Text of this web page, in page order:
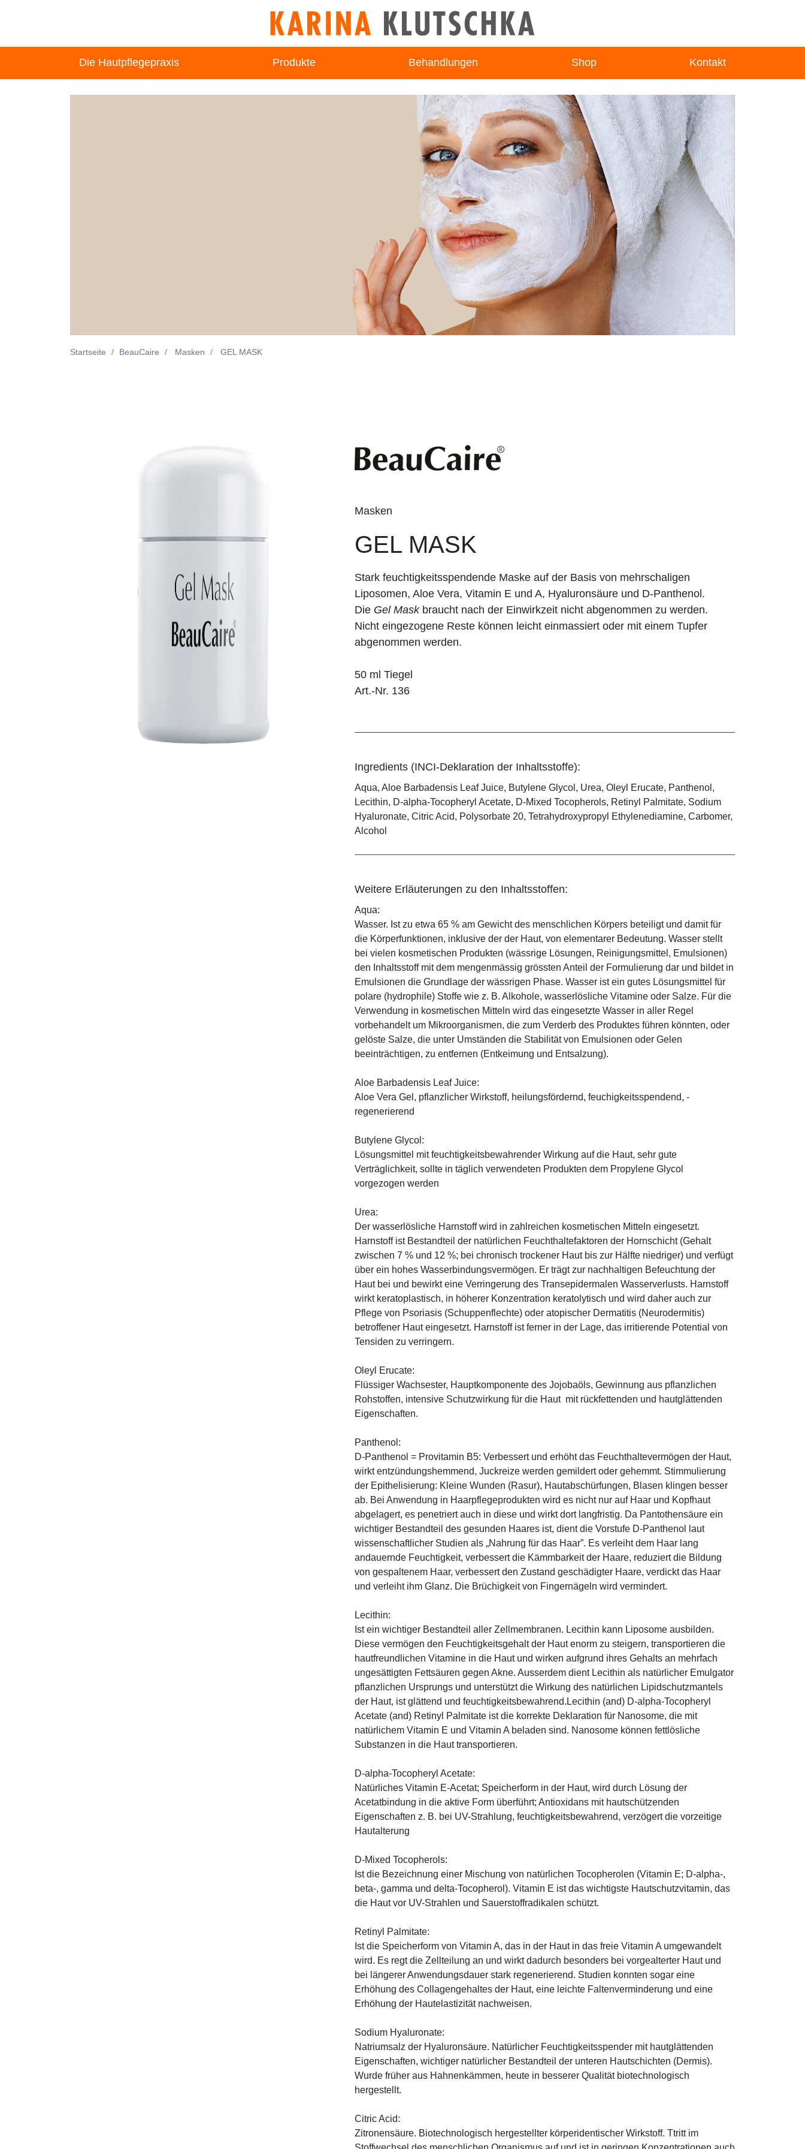
Die Hautpflegepraxis Produkte Behandlungen Shop Kontakt
Startseite BeauCaire Masken GEL MASK
Masken
GEL MASK
Stark feuchtigkeitsspendende Maske auf der Basis von mehrschaligen
Liposomen, Aloe Vera, Vitamin E und A, Hyaluronsäure und D-Panthenol.
Die Gel Maskbraucht nach der Einwirkzeit nicht abgenommen zu werden.
Nicht eingezogene Reste können leicht einmassiert oder mit einem Tupfer
abgenommen werden.
50 ml Tiegel
Art.-Nr. 136
Ingredients (INCI-Deklaration der Inhaltsstoffe):
Aqua, Aloe Barbadensis Leaf Juice, Butylene Glycol, Urea, Oleyl Erucate, Panthenol,
Lecithin, D-alpha-Tocopheryl Acetate, D-Mixed Tocopherols, Retinyl Palmitate, Sodium
Hyaluronate, Citric Acid, Polysorbate 20, Tetrahydroxypropyl Ethylenediamine, Carbomer,
Alcohol
Weitere Erläuterungen zu den Inhaltsstoffen:
Aqua:
Wasser. Ist zu etwa 65 % am Gewicht des menschlichen Körpers beteiligt und damit für
die Körperfunktionen, inklusive der der Haut, von elementarer Bedeutung. Wasser stellt
bei vielen kosmetischen Produkten (wässrige Lösungen, Reinigungsmittel, Emulsionen)
den Inhaltsstoff mit dem mengenmässig grössten Anteil der Formulierung dar und bildet in
Emulsionen die Grundlage der wässrigen Phase. Wasser ist ein gutes Lösungsmittel für
polare (hydrophile) Stoffe wie z. B. Alkohole, wasserlösliche Vitamine oder Salze. Für die
Verwendung in kosmetischen Mitteln wird das eingesetzte Wasser in aller Regel
vorbehandelt um Mikroorganismen, die zum Verderb des Produktes führen könnten, oder
gelöste Salze, die unter Umständen die Stabilität von Emulsionen oder Gelen
beeinträchtigen, zu entfernen (Entkeimung und Entsalzung).
Aloe Barbadensis Leaf Juice:
Aloe Vera Gel, pflanzlicher Wirkstoff, ­heilungsfördernd, feuchigkeitsspendend, ­
regenerierend
Butylene Glycol:
Lösungsmittel mit feuchtigkeitsbewahrender Wirkung auf die Haut, sehr gute
Verträglichkeit, sollte in täglich verwendeten Produkten dem Propylene Glycol
vorgezogen werden
Urea:
Der wasserlösliche Harnstoff wird in zahlreichen kosmetischen Mitteln eingesetzt.
Harnstoff ist Bestandteil der natürlichen Feuchthaltefaktoren der Hornschicht (Gehalt
zwischen 7 % und 12 %; bei chronisch trockener Haut bis zur Hälfte niedriger) und verfügt
über ein hohes Wasserbindungsvermögen. Er trägt zur nachhaltigen Befeuchtung der
Haut bei und bewirkt eine Verringerung des Transepidermalen Wasserverlusts. Harnstoff
wirkt keratoplastisch, in höherer Konzentration keratolytisch und wird daher auch zur
Pflege von Psoriasis (Schuppenflechte) oder atopischer Dermatitis (Neurodermitis)
betroffener Haut eingesetzt. Harnstoff ist ferner in der Lage, das irritierende Potential von
Tensiden zu verringern.
Oleyl Erucate:
Flüssiger Wachsester, Hauptkomponente des Jojobaöls, Gewinnung aus pflanzlichen
Rohstoffen, intensive Schutzwirkung für die Haut mit rückfettenden und hautglättenden
Eigenschaften.
Panthenol:
D-Panthenol = Provitamin B5: Verbessert und erhöht das Feuchthaltevermögen der Haut,
wirkt entzündungshemmend, Juckreize werden gemildert oder gehemmt. Stimmulierung
der Epithelisierung: Kleine Wunden (Rasur), Hautabschürfungen, Blasen klingen besser
ab. Bei Anwendung in Haarpflegeprodukten wird es nicht nur auf Haar und Kopfhaut
abgelagert, es penetriert auch in diese und wirkt dort langfristig. Da Pantothensäure ein
wichtiger Bestandteil des gesunden Haares ist, dient die Vorstufe D-Panthenol laut
wissenschaftlicher Studien als „Nahrung für das Haar”. Es verleiht dem Haar lang
andauernde Feuchtigkeit, verbessert die Kämmbarkeit der Haare, reduziert die Bildung
von gespaltenem Haar, verbessert den Zustand geschädigter Haare, verdickt das Haar
und verleiht ihm Glanz. Die Brüchigkeit von Fingernägeln wird vermindert.
Lecithin:
Ist ein wichtiger Bestandteil aller Zellmembranen. Lecithin kann Liposome ausbilden.
Diese vermögen den Feuchtigkeitsgehalt der Haut enorm zu steigern, transportieren die
hautfreundlichen Vitamine in die Haut und wirken aufgrund ihres Gehalts an mehrfach
ungesättigten Fettsäuren gegen Akne. Ausserdem dient Lecithin als natürlicher Emulgator
pflanzlichen Ursprungs und unterstützt die Wirkung des natürlichen Lipidschutzmantels
der Haut, ist glättend und feuchtigkeitsbewahrend.Lecithin (and) D-alpha-Tocopheryl
Acetate (and) Retinyl Palmitate ist die korrekte Deklaration für Nanosome, die mit
natürlichem Vitamin E und Vitamin A beladen sind. Nanosome können fettlösliche
Substanzen in die Haut transportieren.
D-alpha-Tocopheryl Acetate:
Natürliches Vitamin E-Acetat; Speicherform in der Haut, wird durch Lösung der
Acetatbindung in die aktive Form überführt; Antioxidans mit hautschützenden
Eigenschaften z. B. bei UV-Strahlung, feuchtigkeitsbewahrend, verzögert die vorzeitige
Hautalterung
D-Mixed Tocopherols:
Ist die Bezeichnung einer Mischung von natürlichen Tocopherolen (Vitamin E; D-alpha-,
beta-, gamma und delta-Tocopherol). Vitamin E ist das wichtigste Hautschutzvitamin, das
die Haut vor UV-Strahlen und Sauerstoffradikalen schützt.
Retinyl Palmitate:
Ist die Speicherform von Vitamin A, das in der Haut in das freie Vitamin A umgewandelt
wird. Es regt die Zellteilung an und wirkt dadurch besonders bei vorgealterter Haut und
bei längerer Anwendungsdauer stark regenerierend. Studien konnten sogar eine
Erhöhung des Collagengehaltes der Haut, eine leichte Faltenverminderung und eine
Erhöhung der Hautelastizität nachweisen.
Sodium Hyaluronate:
Natriumsalz der Hyaluronsäure. Natürlicher Feuchtigkeitsspender mit hautglättenden
Eigenschaften, wichtiger natürlicher Bestandteil der unteren Hautschichten (Dermis).
Wurde früher aus Hahnenkämmen, heute in besserer Qualität biotechnologisch
hergestellt.
Citric Acid:
Zitronensäure. Biotechnologisch hergestellter körperidentischer Wirkstoff. Ttritt im